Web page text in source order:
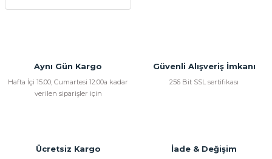
Aynı Gün Kargo
Hafta İçi 15:00, Cumartesi 12:00a kadar
verilen siparişler için
Güvenli Alışveriş İmkanı
256 Bit SSL sertifikası
Ücretsiz Kargo İade & Değişim